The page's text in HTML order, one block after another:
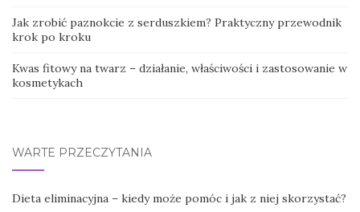
Jak zrobić paznokcie z serduszkiem? Praktyczny przewodnik
krok po kroku
Kwas fitowy na twarz – działanie, właściwości i zastosowanie w
kosmetykach
WARTE PRZECZYTANIA
Dieta eliminacyjna – kiedy może pomóc i jak z niej skorzystać?